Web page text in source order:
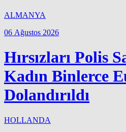
ALMANYA
06 Ağustos 2026
Hırsızları Polis
Kadın Binlerce
Dolandırıldı
HOLLANDA